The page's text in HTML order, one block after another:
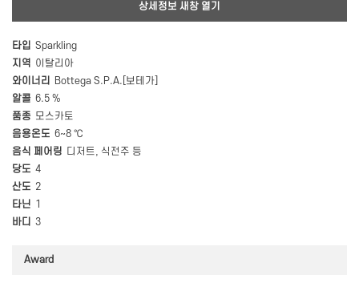
상세정보 새창 열기
타입 Sparkling
지역 이탈리아
와이너리
Bottega S.P.A.[보테가]
알콜 6.5 %
품종 모스카토
음용온도 6~8 ℃
음식 페어링 디저트, 식전주 등
당도 4
산도 2
타닌 1
바디 3
Award